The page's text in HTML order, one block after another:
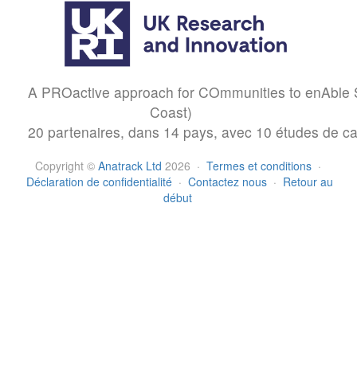
A PROactive approach for COmmunities to enAble
Coast)
20 partenaires, dans 14 pays, avec 10 études de
Copyright© Anatrack Ltd 2026 · Termes et conditions ·
Déclaration de confidentialité · Contactez nous · Retour au
début